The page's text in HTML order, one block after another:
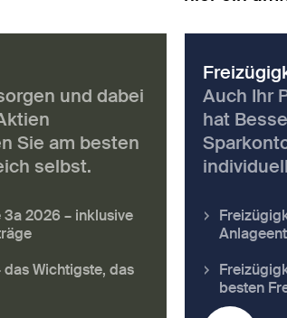
und dabei
Sie am besten
selbst.
2026 – inklusive
das Wichtigste, das
Auch Ihr
hat
besten